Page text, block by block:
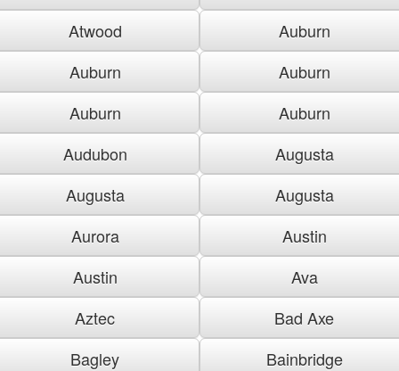
Atwood
Auburn
Auburn
Auburn
Auburn
Auburn
Audubon
Augusta
Augusta
Augusta
Aurora
Austin
Austin
Ava
Aztec
Bad Axe
Bagley
Bainbridge